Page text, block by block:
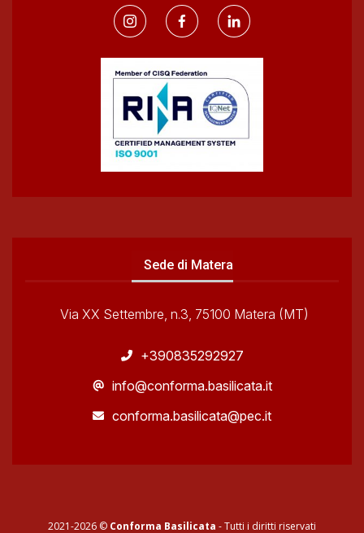
Sede di Matera
Via XX Settembre, n.3, 75100 Matera (MT)
+390835292927
info@conforma.basilicata.it
conforma.basilicata@pec.it
2021-2026 © Conforma Basilicata - Tutti i diritti riservati